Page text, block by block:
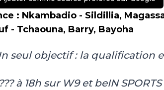
: Nkambadio - Sildillia,
- Tchaouna, Barry, Bayoha
seul objectif : la qualification
à 18h sur W9 et beIN SPORTS